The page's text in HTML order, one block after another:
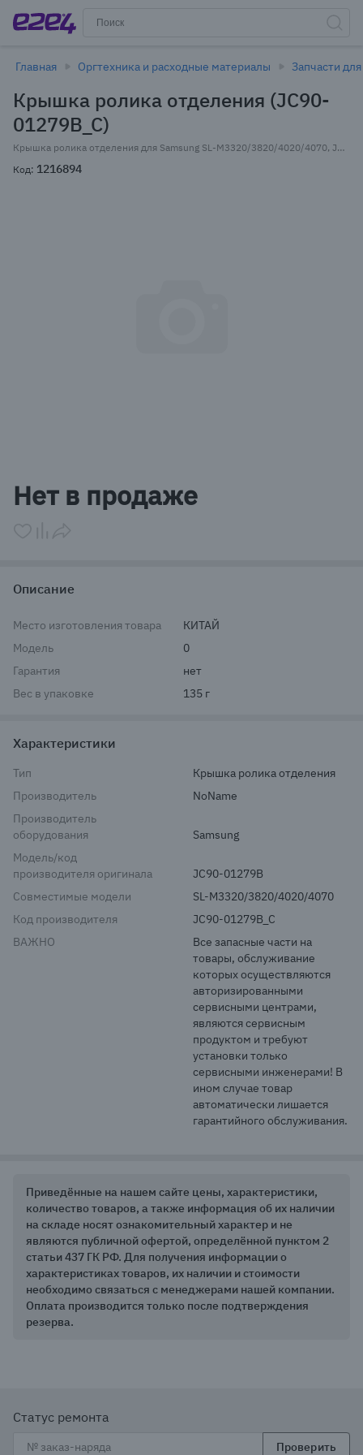
Главная Оргтехника и расходные материалы Запчасти
Крышка ролика отделения (JC90-
01279B_C)
Крышка ролика отделения для Samsung SL-M3320/3820/4020/4070, JC90-01279B (JC90-01279B_C)
Код: 1216894
of
1
Нет в продаже
Описание
Место изготовления товара
КИТАЙ
Модель
0
Гарантия
нет
Вес в упаковке
135 г
Характеристики
Тип
Крышка ролика отделения
Производитель
NoName
Производитель
оборудования
Samsung
Модель/код
производителя оригинала
JC90-01279B
Совместимые модели
SL-M3320/3820/4020/4070
Код производителя
JC90-01279B_C
ВАЖНО
Все запасные части на
товары, обслуживание
которых осуществляются
авторизированными
сервисными центрами,
являются сервисным
продуктом и требуют
установки только
сервисными инженерами! В
ином случае товар
автоматически лишается
гарантийного обслуживания.
Приведённые на нашем сайте цены, характеристики,
количество товаров, а также информация об их наличии
на складе носят ознакомительный характер и не
являются публичной офертой, определённой пунктом 2
статьи 437 ГК РФ. Для получения информации о
характеристиках товаров, их наличии и стоимости
необходимо связаться с менеджерами нашей компании.
Оплата производится только после подтверждения
резерва.
Статус ремонта
Проверить